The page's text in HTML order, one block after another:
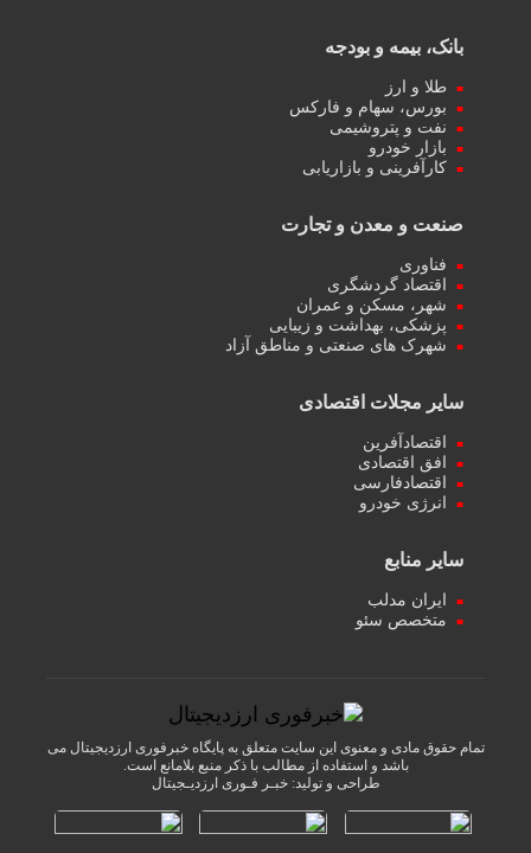
بانک، بیمه و بودجه
طلا و ارز
بورس، سهام و فارکس
نفت و پتروشیمی
بازار خودرو
کارآفرینی و بازاریابی
صنعت و معدن و تجارت
فناوری
اقتصاد گردشگری
شهر، مسکن و عمران
پزشکی، بهداشت و زیبایی
شهرک های صنعتی و مناطق آزاد
سایر مجلات اقتصادی
اقتصادآفرین
افق اقتصادی
اقتصادفارسی
انرژی خودرو
سایر منابع
ایران مدلب
متخصص سئو
تمام حقوق مادی و معنوی این سایت متعلق به پایگاه خبرفوری ارزدیجیتال می
باشد و استفاده از مطالب با ذکر منبع بلامانع است.
طراحی و تولید:خبـر فـوری ارزدیـجیتال